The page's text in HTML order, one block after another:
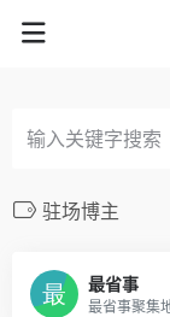
驻场博主
最省事